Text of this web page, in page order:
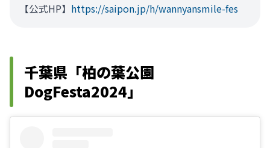
【公式HP】 https://saipon.jp/h/wannyansmile-fes
千葉県「柏の葉公園
DogFesta2024」